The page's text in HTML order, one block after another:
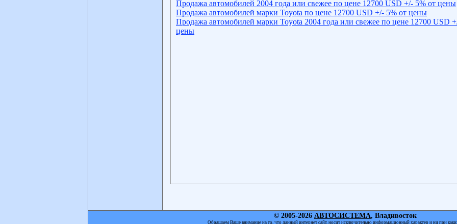
Продажа автомобилей 2004 года или свежее по цене 12700 USD +/- 5% от цены
Продажа автомобилей марки Toyota по цене 12700 USD +/- 5% от цены
Продажа автомобилей марки Toyota 2004 года или свежее по цене 12700 USD
цены
© 2005-2026 АВТОСИСТЕМА, Владивосток
Обращаем Ваше внимание на то, что данный интернет сайт, носит исключительно информационный характер и ни при